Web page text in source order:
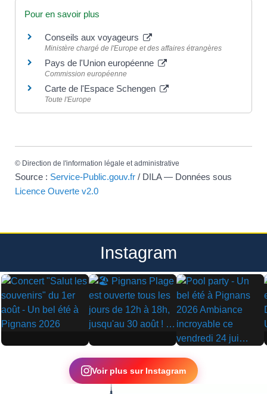
Pour en savoir plus
Conseils aux voyageurs
Ministère chargé de l'Europe et des affaires étrangères
Pays de l'Union européenne
Commission européenne
Carte de l'Espace Schengen
Toute l'Europe
© Direction de l'information légale et administrative
Source : Service-Public.gouv.fr / DILA — Données sous
Licence Ouverte v2.0
Instagram
▶ ▶
▶
Voir plus sur Instagram